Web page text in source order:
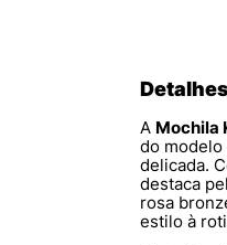
A Mochila
do modelo
delicada.
destaca
rosa
estilo à